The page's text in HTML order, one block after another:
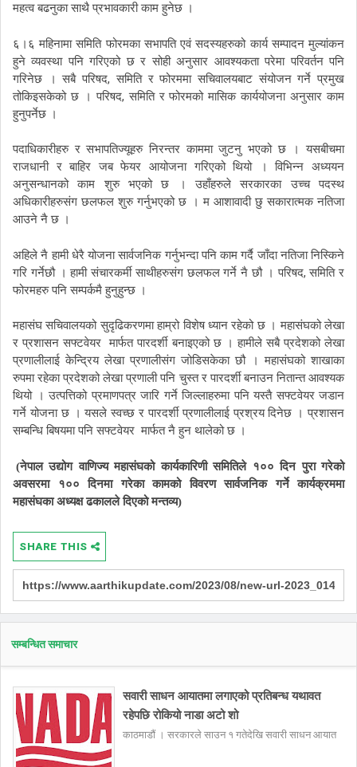
महत्व बढनुका साथै प्रभावकारी काम हुनेछ ।
६।६ महिनामा समिति फोरमका सभापति एवं सदस्यहरुको कार्य सम्पादन मुल्यांकन
हुने व्यवस्था पनि गरिएको छ र सोही अनुसार आवश्यकता परेमा परिवर्तन पनि
गरिनेछ
। सबै परिषद,समिति र फोरममा सचिवालयबाट संयोजन गर्ने प्रमुख
तोकिइसकेको छ । परिषद,समिति र फोरमको मासिक कार्ययोजना अनुसार काम
हुनुपर्नेछ ।
पदाधिकारीहरु र सभापतिज्यूहरु निरन्तर काममा जुटनु भएको छ ।
यसबीचमा
राजधानी
र बाहिर जब फेयर आयोजना गरिएको थियो । विभिन्न
अध्ययन
अनुसन्धानको
काम शुरु भएको छ । उहाँहरुले सरकारका उच्च
पदस्थ
अधिकारीहरुसंग छलफल शुरु गर्नुभएको छ । म आशावादी छु सकारात्मक नतिजा
आउने नै छ ।
अहिले नै हामी धेरै योजना सार्वजनिक गर्नुभन्दा पनि काम गर्दै जाँदा नतिजा निस्किने
गरि गर्नेछौ । हामी संचारकर्मी साथीहरुसंग छलफल गर्ने नै छौ । परिषद,समिति र
फोरमहरु पनि सम्पर्कमै हुनुहुन्छ ।
महासंघ सचिवालयको सुदृढिकरणमा हाम्रो विशेष ध्यान रहेको छ । महासंघको लेखा
र प्रशासन सफ्टवेयर मार्फत पारदर्शी बनाइएको छ । हामीले सबै प्रदेशको लेखा
प्रणालीलाई केन्द्रिय लेखा प्रणालीसंग जोडिसकेका छौ । महासंघको शाखाका
रुपमा रहेका प्रदेशको लेखा प्रणाली पनि चुस्त र पारदर्शी बनाउन नितान्त आवश्यक
थियो
। उत्पत्तिको प्रमाणपत्र जारि गर्ने जिल्लाहरुमा पनि यस्तै सफ्टवेयर जडान
गर्ने योजना छ । यसले स्वच्छ र पारदर्शी प्रणालीलाई प्रश्रय दिनेछ । प्रशासन
सम्बन्धि बिषयमा पनि सफ्टवेयर मार्फत नै हुन थालेको छ ।
(नेपाल उद्योग वाणिज्य महासंघको कार्यकारिणी समितिले १०० दिन पुरा गरेको
अवसरमा
१०० दिनमा गरेका कामको विवरण सार्वजनिक गर्ने
कार्यक्रममा
महासंघका अध्यक्ष ढकालले दिएको मन्तव्य)
SHARE THIS
सम्बन्धित समाचार
सवारी साधन आयातमा लगाएको प्रतिबन्ध यथावत
रहेपछि रोकियो नाडा अटो शो
काठमाडौं । सरकारले साउन १ गतेदेखि सवारी साधन आयात